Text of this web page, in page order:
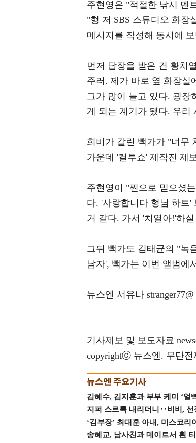
주현영은 "적절한 낚시 멘
"형 저 SBS 스튜디오 화
메시지를 작성해 동시에
먼저 답장을 받은 건 황치
주러. 제가 바로 옆 화장실
그가 많이 늘고 있다. 굉장
게 되는 계기가 됐다. 우리
희비가 갈린 빽가가 "너무
가운데 '컬투쇼' 제작진 제
주현영이 "찐으로 믿으셨
다. '사랑합니다 형님 하트
거 같다. 가서 '치열아!'하
그뒤 빽가도 김태균의 "녹
남자', 빽가는 이번 앨범에
뉴스엔 서유나 stranger77@
기사제보 및 보도자료
copyrightⓒ 뉴스엔. 무단전
김혜수, 김지훈과 부부 케미 ‘얼
지퍼 스르륵 내리더니‥비비, 선
‘김부장’ 최대훈 아내, 미스코
송혜교, 남사친과 데이트서 흰